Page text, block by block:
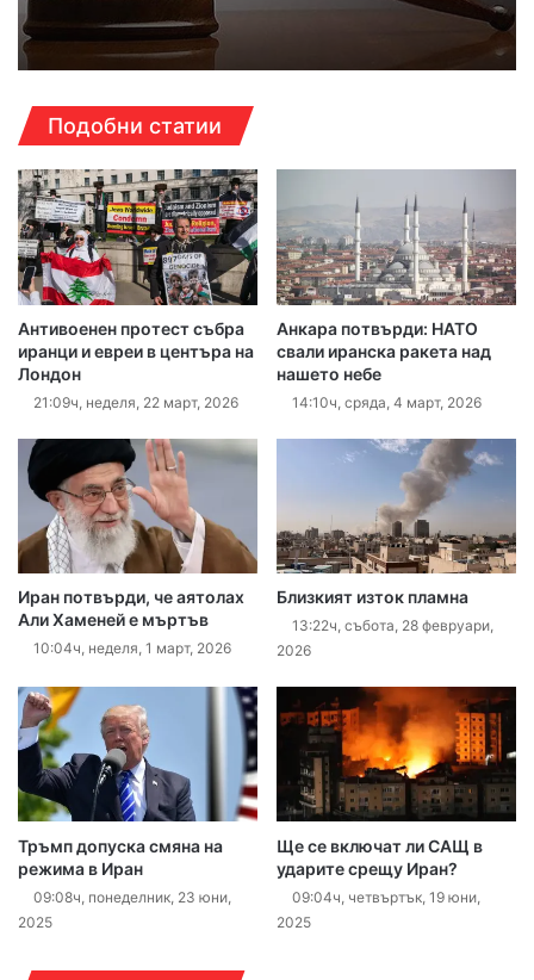
Подобни статии
Антивоенен протест събра
иранци и евреи в центъра на
Лондон
21:09ч, неделя, 22 март, 2026
Анкара потвърди: НАТО
свали иранска ракета над
нашето небе
14:10ч, сряда, 4 март, 2026
Иран потвърди, че аятолах
Али Хаменей е мъртъв
10:04ч, неделя, 1 март, 2026
Близкият изток пламна
13:22ч, събота, 28 февруари,
2026
Тръмп допуска смяна на
режима в Иран
09:08ч, понеделник, 23 юни,
2025
Ще се включат ли САЩ в
ударите срещу Иран?
09:04ч, четвъртък, 19 юни,
2025